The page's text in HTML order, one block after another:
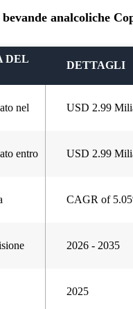
analcoliche
DEL
DETTAGLI
nel USD 2.99
entro USD 2.99
CAGR of
2026 - 2035
2025